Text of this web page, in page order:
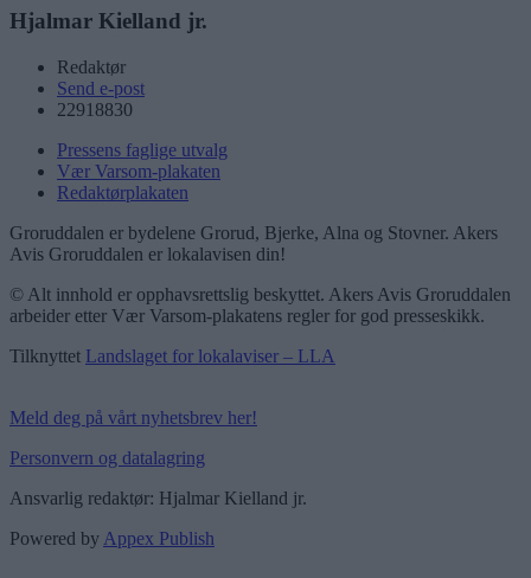
Hjalmar Kielland jr.
Redaktør
Send e-post
22918830
Pressens faglige utvalg
Vær Varsom-plakaten
Redaktørplakaten
Groruddalen er bydelene Grorud, Bjerke, Alna og Stovner. Akers
Avis Groruddalen er lokalavisen din!
© Alt innhold er opphavsrettslig beskyttet. Akers Avis Groruddalen
arbeider etter Vær Varsom-plakatens regler for god presseskikk.
Tilknyttet Landslaget for lokalaviser – LLA
Meld deg på vårt nyhetsbrev her!
Personvern og datalagring
Ansvarlig redaktør: Hjalmar Kielland jr.
Powered by Appex Publish